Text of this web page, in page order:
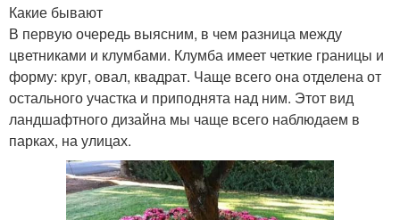
Какие бывают
В первую очередь выясним, в чем разница между
цветниками и клумбами. Клумба имеет четкие границы и
форму: круг, овал, квадрат. Чаще всего она отделена от
остального участка и приподнята над ним. Этот вид
ландшафтного дизайна мы чаще всего наблюдаем в
парках, на улицах.